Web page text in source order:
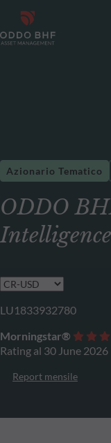
ODDO
Intelligence
Azionario Tematico
LU1833932780
Morningstar®
Rating al 30 June 2026
Report mensile